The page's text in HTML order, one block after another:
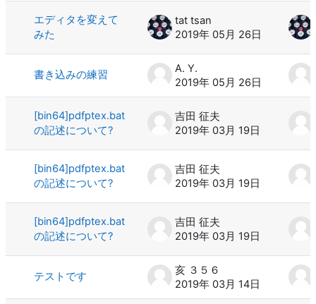
エディタを変えて
みた
tat tsan
2019年 05月 26日
書き込みの練習
A. Y.
2019年 05月 26日
[bin64]pdfptex.bat
の記述について?
吉田 征夫
2019年 03月 19日
[bin64]pdfptex.bat
の記述について?
吉田 征夫
2019年 03月 19日
[bin64]pdfptex.bat
の記述について?
吉田 征夫
2019年 03月 19日
テストです
亥 ３５６
2019年 03月 14日